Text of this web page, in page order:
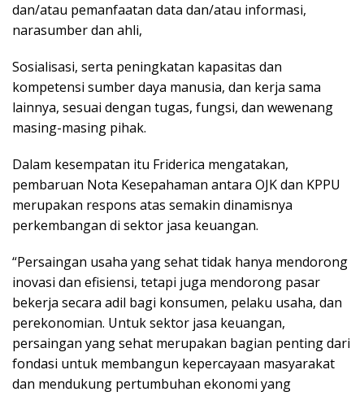
dan/atau pemanfaatan data dan/atau informasi,
narasumber dan ahli,
Sosialisasi, serta peningkatan kapasitas dan
kompetensi sumber daya manusia, dan kerja sama
lainnya, sesuai dengan tugas, fungsi, dan wewenang
masing-masing pihak.
Dalam kesempatan itu Friderica mengatakan,
pembaruan Nota Kesepahaman antara OJK dan KPPU
merupakan respons atas semakin dinamisnya
perkembangan di sektor jasa keuangan.
“Persaingan usaha yang sehat tidak hanya mendorong
inovasi dan efisiensi, tetapi juga mendorong pasar
bekerja secara adil bagi konsumen, pelaku usaha, dan
perekonomian. Untuk sektor jasa keuangan,
persaingan yang sehat merupakan bagian penting dari
fondasi untuk membangun kepercayaan masyarakat
dan mendukung pertumbuhan ekonomi yang